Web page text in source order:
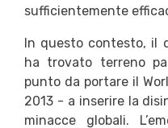
sufficientemente
In questo contesto, il
ha trovato terreno
punto da portare il
2013 - a inserire la
minacce globali.